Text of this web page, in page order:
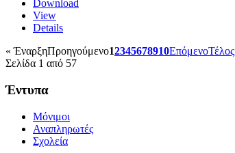
Download
View
Details
«ΈναρξηΠροηγούμενο12345678910ΕπόμενοΤέλος
Σελίδα 1 από 57
Έντυπα
Μόνιμοι
Αναπληρωτές
Σχολεία